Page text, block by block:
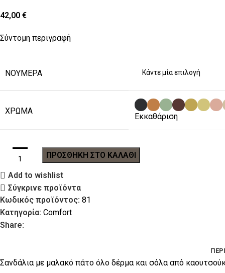
42,00 €
Σύντομη περιγραφή
ΝΟΎΜΕΡΑ
ΧΡΏΜΑ
Εκκαθάριση
ΠΡΟΣΘΉΚΗ ΣΤΟ ΚΑΛΆΘΙ
Add to wishlist
Σύγκρινε προϊόντα
Κωδικός προϊόντος: 81
Κατηγορία: Comfort
Share:
Σανδάλια με μαλακό πάτο όλο δέρμα και σόλα από